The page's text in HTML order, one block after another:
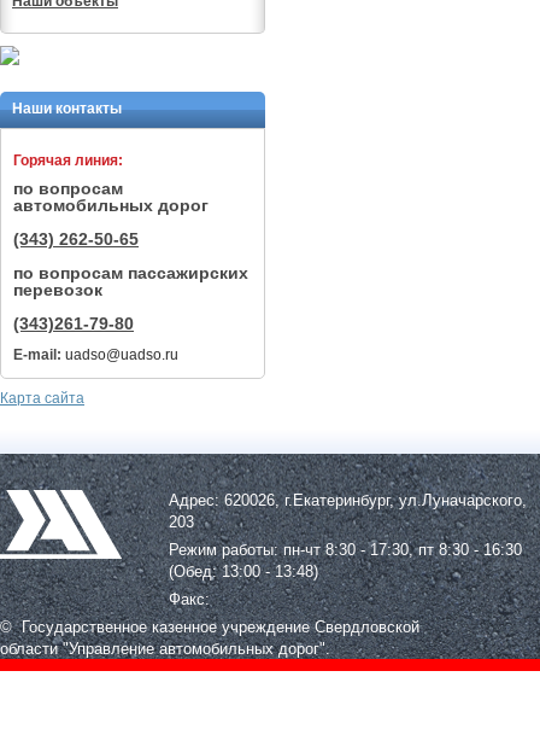
Наши контакты
Горячая линия:
по вопросам
автомобильных дорог
(343) 262-50-65
по вопросам пассажирских
перевозок
(343)261-79-80
E-mail: uadso@uadso.ru
Карта сайта
Адрес: 620026, г.Екатеринбург, ул.Луначарского,
203
Режим работы: пн-чт 8:30 - 17:30, пт 8:30 - 16:30
(Обед: 13:00 - 13:48)
Факс:
© Государственное казенное учреждение Свердловской
области"Управление автомобильных дорог".